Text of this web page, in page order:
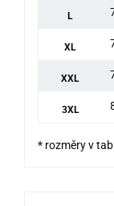
L
XL
XXL
3XL
* rozměry v